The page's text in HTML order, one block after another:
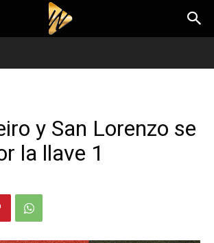
y San Lorenzo se
la llave 1